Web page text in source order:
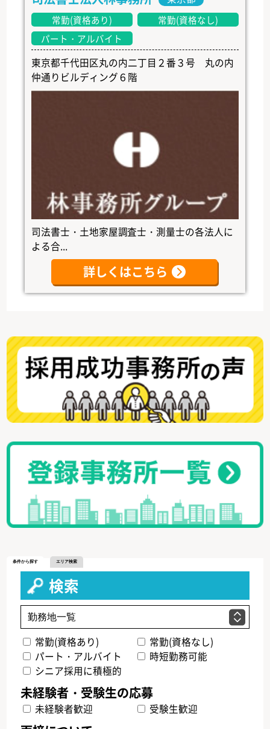
常勤(資格あり)
常勤(資格なし)
パート・アルバイト
東京都千代田区丸の内二丁目２番３号 丸の内
仲通りビルディング６階
司法書士・土地家屋調査士・測量士の各法人に
よる合...
詳しくはこちら
条件から探す エリア検索
検索
常勤(資格あり)
常勤(資格なし)
パート・アルバイト
時短勤務可能
シニア採用に積極的
未経験者歓迎 受験生歓迎